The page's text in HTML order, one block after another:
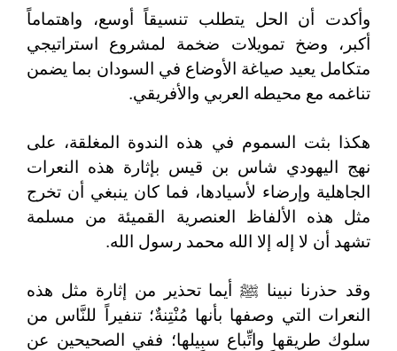
وأكدت أن الحل يتطلب تنسيقاً أوسع، واهتماماً
أكبر، وضخ تمويلات ضخمة لمشروع استراتيجي
متكامل يعيد صياغة الأوضاع في السودان بما يضمن
تناغمه مع محيطه العربي والأفريقي.
هكذا بثت السموم في هذه الندوة المغلقة، على
نهج اليهودي شاس بن قيس بإثارة هذه النعرات
الجاهلية وإرضاء لأسيادها، فما كان ينبغي أن تخرج
مثل هذه الألفاظ العنصرية القميئة من مسلمة
تشهد أن لا إله إلا الله محمد رسول الله.
وقد حذرنا نبينا ﷺ أيما تحذير من إثارة مثل هذه
النعرات التي وصفها بأنها مُنْتِنةٌ؛ تنفيراً للنَّاس من
سلوك طريقها واتِّباع سبيلها؛ ففي الصحيحين عن